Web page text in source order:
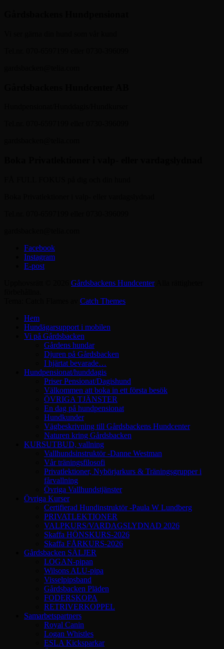
Facebook
Instagram
E-post
Gårdsbackens HundcenterAlla rättigheter
Catch Themes
Hem
Hundägarsupport i mobilen
Vi på Gårdsbacken
Gårdens hundar
Djuren på Gårdsbacken
I hjärtat bevarade…
Hundpensionat/hunddagis
Priser Pensionat/Dagishund
Välkommen att boka in ett första besök
ÖVRIGA TJÄNSTER
En dag på hundpensionat
Hundkunder
Vägbeskrivning till Gårdsbackens Hundcenter
Naturen kring Gårdsbacken
KURSUTBUD, vallning
Vallhundsinstruktör -Danne Westman
Vår träningsfilosofi
Privatlektioner, Nybörjarkurs & Träningsgrupper i
fårvallning
Övriga Vallhundstjänster
Övriga Kurser
Certifierad Hundinstruktör -Paula W Lundberg
PRIVATLEKTIONER
VALPKURS/VARDAGSLYDNAD 2026
Skaffa HÖNSKURS-2026
Skaffa FÅRKURS-2026
Gårdsbacken SÄLJER
LOGAN-pipan
Wilsons ALU-pipa
Visselpipsband
Gårdsbacken Pläden
FODERSKOPA
RETRIVERKOPPEL
Samarbetspartners
Royal Canin
Logan Whistles
ESLA Kicksparkar